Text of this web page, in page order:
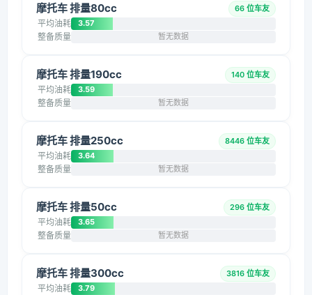
摩托车 排量80cc 66 位车友
平均油耗 3.57
整备质量 暂无数据
摩托车 排量190cc 140 位车友
平均油耗 3.59
整备质量 暂无数据
摩托车 排量250cc 8446 位车友
平均油耗 3.64
整备质量 暂无数据
摩托车 排量50cc 296 位车友
平均油耗 3.65
整备质量 暂无数据
摩托车 排量300cc 3816 位车友
平均油耗 3.79